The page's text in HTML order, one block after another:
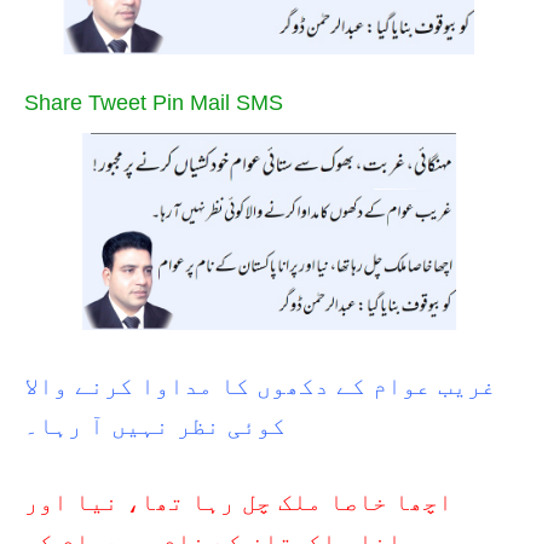
Share Tweet Pin Mail SMS
غریب عوام کے دکھوں کا مداوا کرنے والا
کوئی نظر نہیں آ رہا۔
اچھا خاصا ملک چل رہا تھا، نیا اور